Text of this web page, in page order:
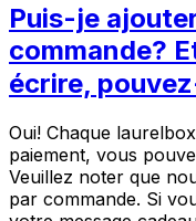
Puis-je
commande?
écrire,
Oui! Chaque
paiement, vous
Veuillez noter que
par commande. Si